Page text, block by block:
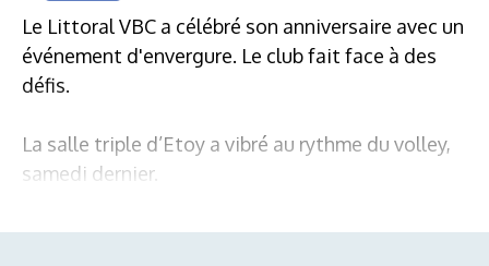
Le Littoral VBC a célébré son anniversaire avec un
événement d'envergure. Le club fait face à des
défis.
La salle triple d’Etoy a vibré au rythme du volley,
samedi dernier.